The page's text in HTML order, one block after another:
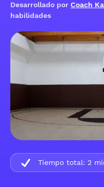
Desarrollado por Coach
habilidades
Tiempo total: 2